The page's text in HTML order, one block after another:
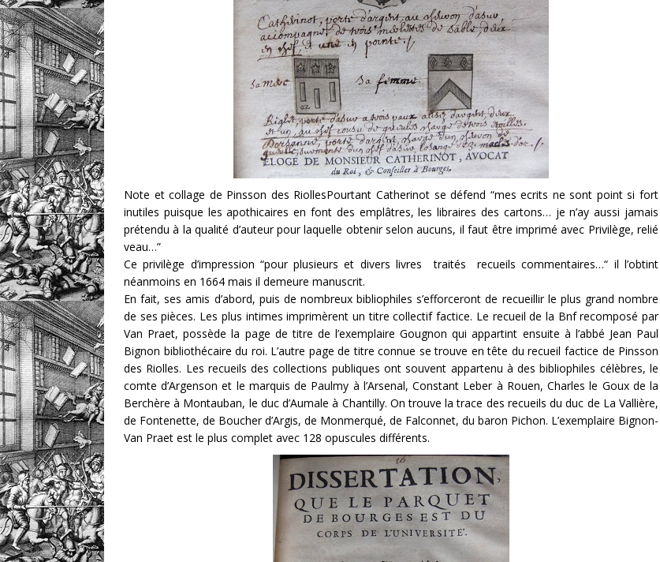
Note et collage de Pinsson des RiollesPourtant Catherinot se défend “mes ecrits ne sont point si fort
inutiles puisque les apothicaires en font des emplâtres, les libraires des cartons… je n’ay aussi jamais
prétendu à la qualité d’auteur pour laquelle obtenir selon aucuns, il faut être imprimé avec Privilège, relié
veau…”
Ce privilège d’impression “pour plusieurs et divers livres traités recueils commentaires…“ il l’obtint
néanmoins en 1664 mais il demeure manuscrit.
En fait, ses amis d’abord, puis de nombreux bibliophiles s’efforceront de recueillir le plus grand nombre
de ses pièces. Les plus intimes imprimèrent un titre collectif factice. Le recueil de la Bnf recomposé par
Van Praet, possède la page de titre de l’exemplaire Gougnon qui appartint ensuite à l’abbé Jean Paul
Bignon bibliothécaire du roi. L’autre page de titre connue se trouve en tête du recueil factice de Pinsson
des Riolles. Les recueils des collections publiques ont souvent appartenu à des bibliophiles célèbres, le
comte d’Argenson et le marquis de Paulmy à l’Arsenal, Constant Leber à Rouen, Charles le Goux de la
Berchère à Montauban, le duc d’Aumale à Chantilly. On trouve la trace des recueils du duc de La Vallière,
de Fontenette, de Boucher d’Argis, de Monmerqué, de Falconnet, du baron Pichon. L’exemplaire Bignon-
Van Praet est le plus complet avec 128 opuscules différents.